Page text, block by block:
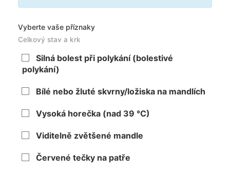
Vyberte vaše příznaky
Celkový stav a krk
Silná bolest při polykání (bolestivé
polykání)
Bílé nebo žluté skvrny/ložiska na mandlích
Vysoká horečka (nad 39 °C)
Viditelně zvětšené mandle
Červené tečky na patře